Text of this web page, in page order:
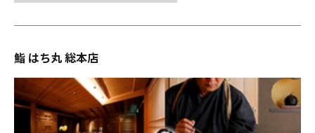
鮨 はち丸 総本店